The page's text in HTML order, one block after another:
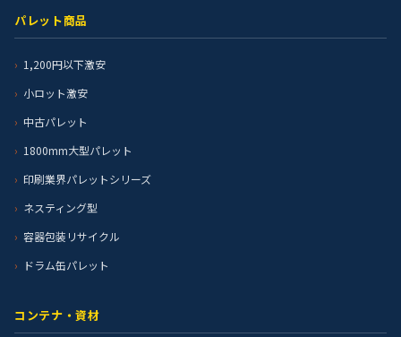
パレット商品
1,200円以下激安
小ロット激安
中古パレット
1800mm大型パレット
印刷業界パレットシリーズ
ネスティング型
容器包装リサイクル
ドラム缶パレット
コンテナ・資材